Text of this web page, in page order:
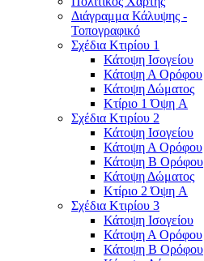
Διάγραμμα Κάλυψης -
Τοπογραφικό
Σχέδια Κτιρίου 1
Κάτοψη Ισογείου
Κάτοψη Α Ορόφου
Κάτοψη Δώματος
Κτίριο 1 Όψη A
Σχέδια Κτιρίου 2
Κάτοψη Ισογείου
Κάτοψη Α Ορόφου
Κάτοψη Β Ορόφου
Κάτοψη Δώματος
Κτίριο 2 Όψη A
Σχέδια Κτιρίου 3
Κάτοψη Ισογείου
Κάτοψη Α Ορόφου
Κάτοψη Β Ορόφου